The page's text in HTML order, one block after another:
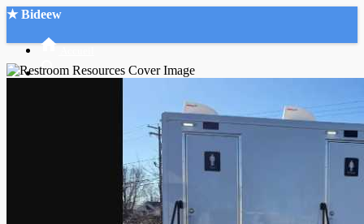
★ Bideew
Recherche Avancée